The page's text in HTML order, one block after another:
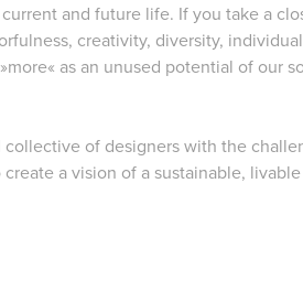
and future life. If you take a
creativity, diversity,
as an unused potential of our
of designers with the
a vision of a sustainable,